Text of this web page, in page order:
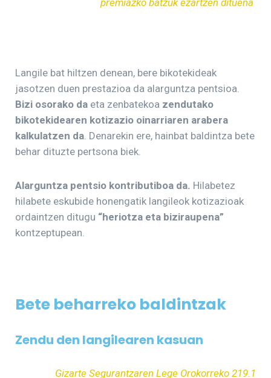
Langile bat hiltzen denean, bere bikotekideak
jasotzen duen prestazioa da alarguntza pentsioa.
Bizi osorako da eta zenbatekoa zendutako
bikotekidearen kotizazio oinarriaren arabera
kalkulatzen da . Denarekin ere, hainbat baldintza bete
behar dituzte pertsona biek.
Alarguntza pentsio kontributiboa da. Hilabetez
hilabete eskubide honengatik langileok kotizazioak
ordaintzen ditugu “heriotza eta biziraupena”
kontzeptupean.
Bete beharreko baldintzak
Zendu den langilearen kasuan
Gizarte Segurantzaren Lege Orokorreko 219.1